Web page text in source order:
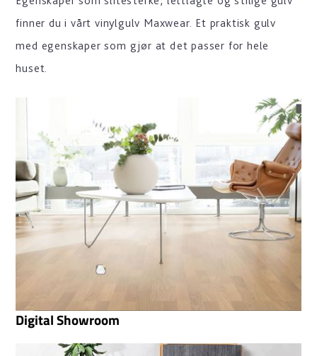
finner du i vårt vinylgulv Maxwear. Et praktisk gulv
med egenskaper som gjør at det passer for hele
huset.
Digital Showroom